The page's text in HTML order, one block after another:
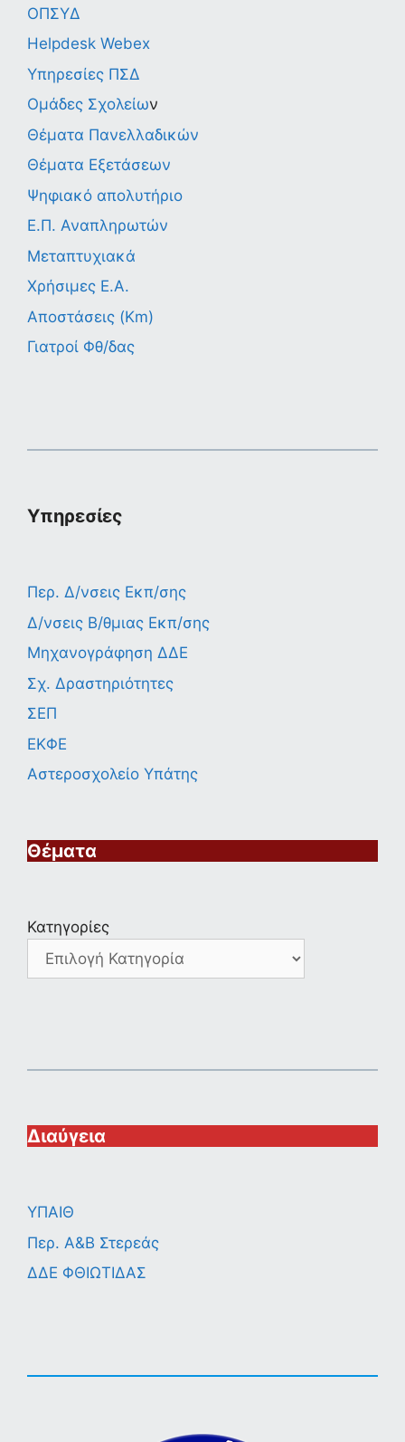
ΟΠΣΥΔ
Helpdesk Webex
Υπηρεσίες ΠΣΔ
Ομάδες Σχολείων
Θέματα Πανελλαδικών
Θέματα Εξετάσεων
Ψηφιακό απολυτήριο
Ε.Π. Αναπληρωτών
Μεταπτυχιακά
Χρήσιμες Ε.Α.
Αποστάσεις (Km)
Γιατροί Φθ/δας
Υπηρεσίες
Περ. Δ/νσεις Εκπ/σης
Δ/νσεις Β/θμιας Εκπ/σης
Μηχανογράφηση ΔΔΕ
Σχ. Δραστηριότητες
ΣΕΠ
ΕΚΦΕ
Αστεροσχολείο Υπάτης
Θέματα
Κατηγορίες
Διαύγεια
ΥΠΑΙΘ
Περ. A&B Στερεάς
ΔΔΕ ΦΘΙΩΤΙΔΑΣ